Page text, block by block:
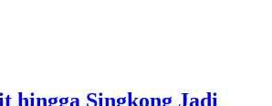
hingga Singkong Jadi